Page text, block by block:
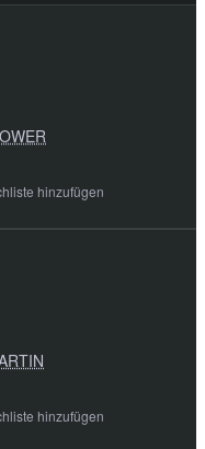
hinzufügen
hinzufügen